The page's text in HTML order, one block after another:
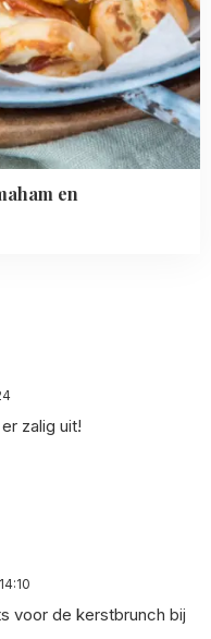
en
zalig uit!
voor de kerstbrunch bij